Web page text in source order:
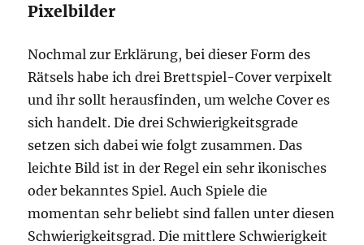
Pixelbilder
Nochmal zur Erklärung, bei dieser Form des
Rätsels habe ich drei Brettspiel-Cover verpixelt
und ihr sollt herausfinden, um welche Cover es
sich handelt. Die drei Schwierigkeitsgrade
setzen sich dabei wie folgt zusammen. Das
leichte Bild ist in der Regel ein sehr ikonisches
oder bekanntes Spiel. Auch Spiele die
momentan sehr beliebt sind fallen unter diesen
Schwierigkeitsgrad. Die mittlere Schwierigkeit